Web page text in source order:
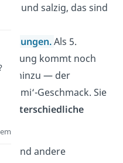
und salzig, das sind
Als 5.
kommt noch
hinzu — der
Geschmack. Sie
unterschiedliche
und andere